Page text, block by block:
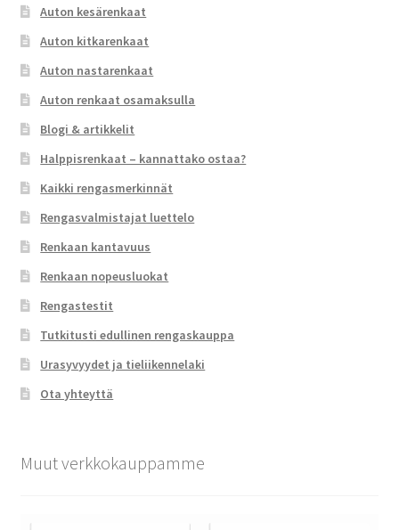
Auton kesärenkaat
Auton kitkarenkaat
Auton nastarenkaat
Auton renkaat osamaksulla
Blogi & artikkelit
Halppisrenkaat – kannattako ostaa?
Kaikki rengasmerkinnät
Rengasvalmistajat luettelo
Renkaan kantavuus
Renkaan nopeusluokat
Rengastestit
Tutkitusti edullinen rengaskauppa
Urasyvyydet ja tieliikennelaki
Ota yhteyttä
Muut verkkokauppamme